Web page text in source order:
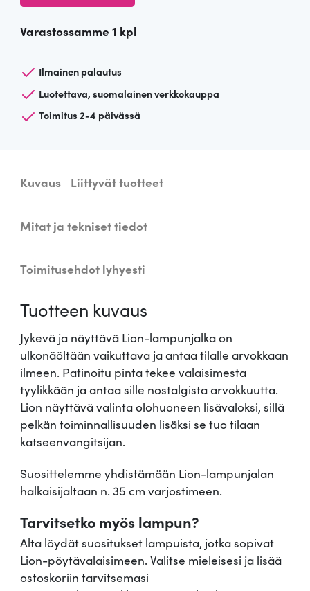
a
n
e
m
u
a
k
L
i
o
n
m
ä
ä
r
ä
Varastossamme 1 kpl
Ilmainen palautus
Luotettava, suomalainen verkkokauppa
Toimitus 2-4 päivässä
Kuvaus Liittyvät tuotteet
Mitat ja tekniset tiedot
Toimitusehdot lyhyesti
Tuotteen kuvaus
Jykevä ja näyttävä Lion-lampunjalka on
ulkonäöltään vaikuttava ja antaa tilalle arvokkaan
ilmeen. Patinoitu pinta tekee valaisimesta
tyylikkään ja antaa sille nostalgista arvokkuutta.
Lion näyttävä valinta olohuoneen lisävaloksi, sillä
pelkän toiminnallisuuden lisäksi se tuo tilaan
katseenvangitsijan.
Suosittelemme yhdistämään Lion-lampunjalan
halkaisijaltaan n. 35 cm varjostimeen.
Tarvitsetko myös lampun?
Alta löydät suositukset lampuista, jotka sopivat
Lion-pöytävalaisimeen. Valitse mieleisesi ja lisää
ostoskoriin tarvitsemasi